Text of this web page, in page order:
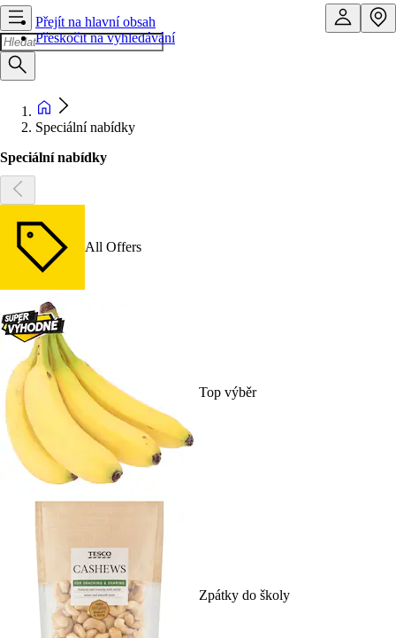
Přejít na hlavní obsah
Přeskočit na vyhledávání
Speciální nabídky
Speciální nabídky
All Offers
Top výběr
Zpátky do školy